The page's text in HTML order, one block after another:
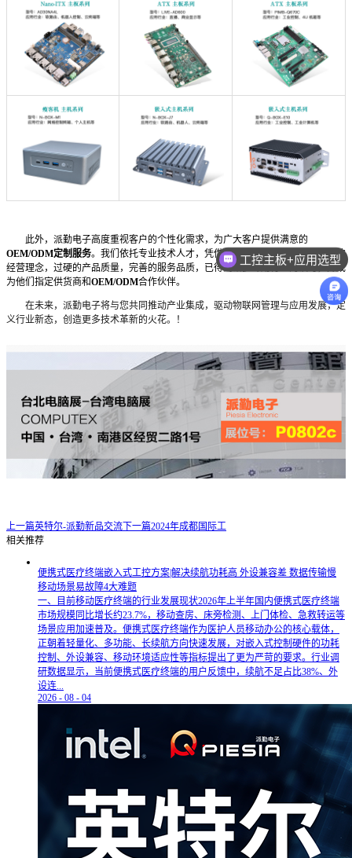
此外，派勤电子高度重视客户的个性化需求，为广大客户提供满意的
OEM/ODM定制服务。我们依托专业技术人才，凭借超前的研发实力，专业专注的
经营理念，过硬的产品质量，完善的服务品质，已得到诸多专用行业的认可，并成
为他们指定供货商和OEM/ODM合作伙伴。
在未来，派勤电子将与您共同推动产业集成，驱动物联网管理与应用发展，定
义行业新态，创造更多技术革新的火花。！
上一篇英特尔-派勤新品交流 下一篇2024年成都国际工
相关推荐
便携式医疗终端嵌入式工控方案|解决续航功耗高 外设兼容差 数据传输慢
移动场景易故障4大难题
一、目前移动医疗终端的行业发展现状2026年上半年国内便携式医疗终端
市场规模同比增长约23.7%，移动查房、床旁检测、上门体检、急救转运等
场景应用加速普及。便携式医疗终端作为医护人员移动办公的核心载体，
正朝着轻量化、多功能、长续航方向快速发展，对嵌入式控制硬件的功耗
控制、外设兼容、移动环境适应性等指标提出了更为严苛的要求。行业调
研数据显示，当前便携式医疗终端的用户反馈中，续航不足占比38%、外
设连...
2026 - 08 - 04
工控主板+应用选型